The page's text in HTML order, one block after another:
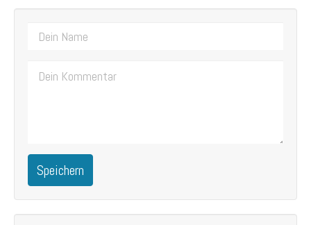
Speichern